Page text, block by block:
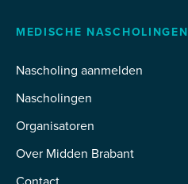
MEDISCHE NASCHOLINGEN
Nascholing aanmelden
Nascholingen
Organisatoren
Over Midden Brabant